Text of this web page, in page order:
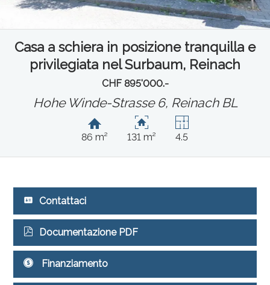
Casa a schiera in posizione tranquilla e
privilegiata nel Surbaum, Reinach
CHF 895'000.-
Hohe Winde-Strasse 6, Reinach BL
86 m² 131 m² 4.5
Contattaci
Documentazione PDF
Finanziamento